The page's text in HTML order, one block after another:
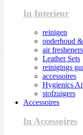
In Interieur
reinigen
onderhoud
air fresheners
Leather Sets
reinigings
accessoires
Hygienics
stofzuigers
Accessoires
In Accessoires